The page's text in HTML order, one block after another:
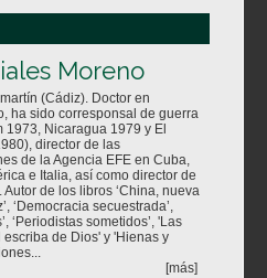
Moreno
(Cádiz). Doctor en
ha sido corresponsal de guerra
1973, Nicaragua 1979 y El
director de las
de la Agencia EFE en Cuba,
e Italia, así como director de
de los libros ‘China, nueva
‘Democracia secuestrada’,
‘Periodistas sometidos’, 'Las
de Dios' y 'Hienas y
[más]